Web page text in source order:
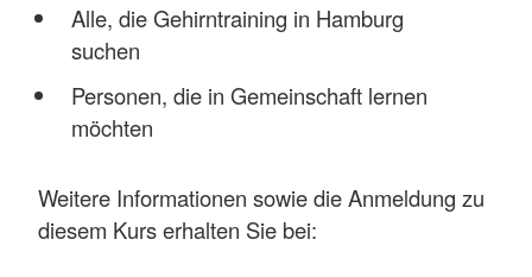
Alle, die Gehirntraining in Hamburg
suchen
Personen, die in Gemeinschaft lernen
möchten
Weitere Informationen sowie die Anmeldung zu
diesem Kurs erhalten Sie bei: